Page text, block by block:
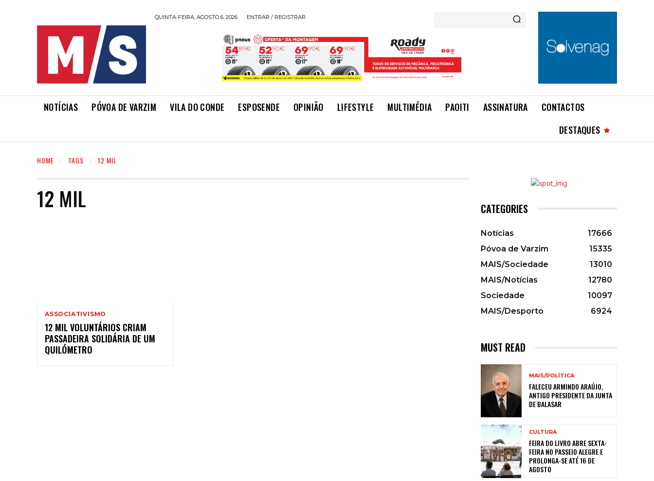
QUINTA-FEIRA, AGOSTO 6, 2026 ENTRAR / REGISTRAR
NOTÍCIAS PÓVOA DE VARZIM VILA DO CONDE ESPOSENDE OPINIÃO LIFESTYLE MULTIMÉDIA PAOITI ASSINATURA
CONTACTOS
DESTAQUES
HOME TAGS 12 MIL
12 MIL
ASSOCIATIVISMO
12 MIL VOLUNTÁRIOS CRIAM
PASSADEIRA SOLIDÁRIA DE UM
QUILÓMETRO
CATEGORIES
Notícias
17666
Póvoa de Varzim
15335
MAIS/Sociedade
13010
MAIS/Notícias
12780
Sociedade
10097
MAIS/Desporto
6924
MUST READ
MAIS/POLÍTICA
FALECEU ARMINDO ARAÚJO,
ANTIGO PRESIDENTE DA JUNTA
DE BALASAR
CULTURA
FEIRA DO LIVRO ABRE SEXTA-
FEIRA NO PASSEIO ALEGRE E
PROLONGA-SE ATÉ 16 DE
AGOSTO